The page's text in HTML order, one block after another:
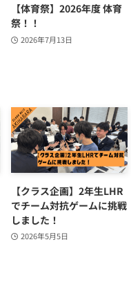
【体育祭】2026年度 体育
祭！！
2026年7月13日
【クラス企画】2年生LHR
でチーム対抗ゲームに挑戦
しました！
2026年5月5日